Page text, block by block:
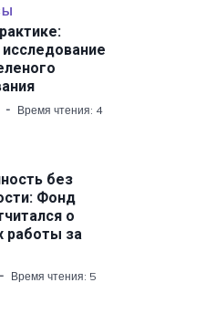
Время чтения: 4
без
Фонд
о
работы за
Время чтения: 5